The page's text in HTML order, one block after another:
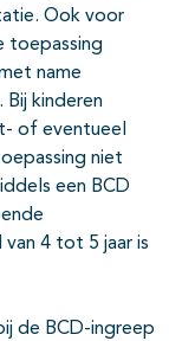
Ook voor
toepassing
name
kinderen
of eventueel
niet
een BCD
4 tot 5 jaar is
de BCD-ingreep